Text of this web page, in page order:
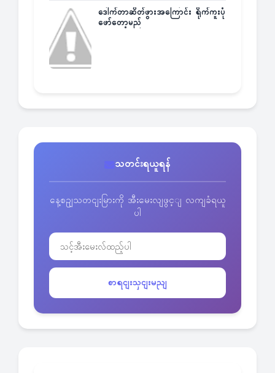
ဒေါက်တာဆိတ်ဖွားအကြောင်း ရိုက်ကူးပုံ
ဖော်တော့မည်
သတင်းရယူရန်
နေ့စဥျသတငျးမြားကို အီးမေးလျဖွင့ျ လကျခံရယူ
ပါ
စာရငျးသှငျးမညျ